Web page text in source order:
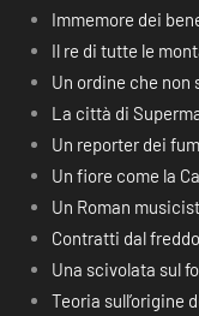
Immemore dei
Il re di tutte le
Un ordine che non
La città di
Un reporter dei
Un fiore come la
Un Roman
Contratti dal freddo
Una scivolata sul
Teoria sull’origine